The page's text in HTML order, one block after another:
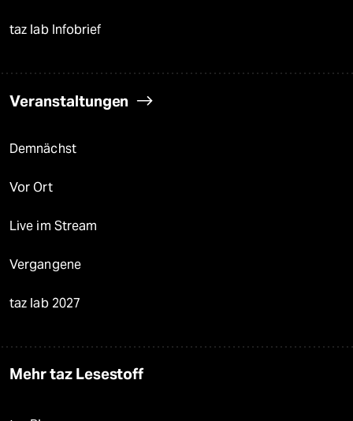
taz lab Infobrief
Veranstaltungen
Demnächst
Vor Ort
Live im Stream
Vergangene
taz lab 2027
Mehr taz Lesestoff